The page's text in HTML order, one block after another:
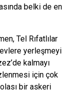
belki de en
Tel Rıfatlılar
yerleşmeyi
kalmayı
için çok
bir askeri